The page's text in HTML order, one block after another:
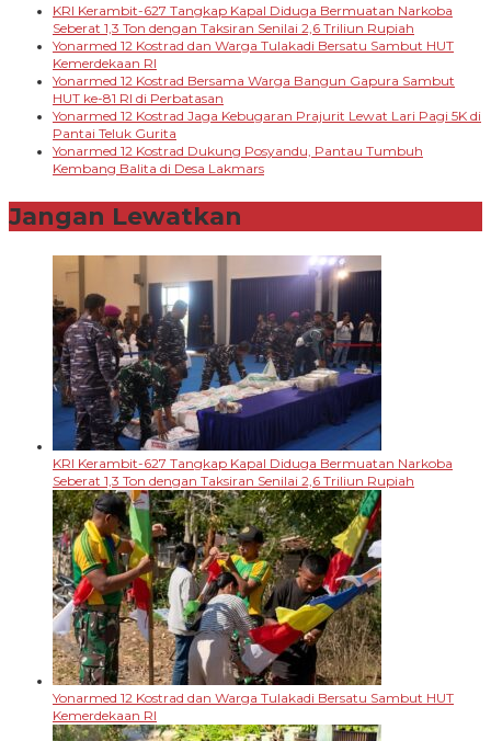
KRI Kerambit-627 Tangkap Kapal Diduga Bermuatan Narkoba
Seberat 1,3 Ton dengan Taksiran Senilai 2,6 Triliun Rupiah
Yonarmed 12 Kostrad dan Warga Tulakadi Bersatu Sambut HUT
Kemerdekaan RI
Yonarmed 12 Kostrad Bersama Warga Bangun Gapura Sambut
HUT ke-81 RI di Perbatasan
Yonarmed 12 Kostrad Jaga Kebugaran Prajurit Lewat Lari Pagi 5K di
Pantai Teluk Gurita
Yonarmed 12 Kostrad Dukung Posyandu, Pantau Tumbuh
Kembang Balita di Desa Lakmars
Jangan Lewatkan
KRI Kerambit-627 Tangkap Kapal Diduga Bermuatan Narkoba
Seberat 1,3 Ton dengan Taksiran Senilai 2,6 Triliun Rupiah
Yonarmed 12 Kostrad dan Warga Tulakadi Bersatu Sambut HUT
Kemerdekaan RI